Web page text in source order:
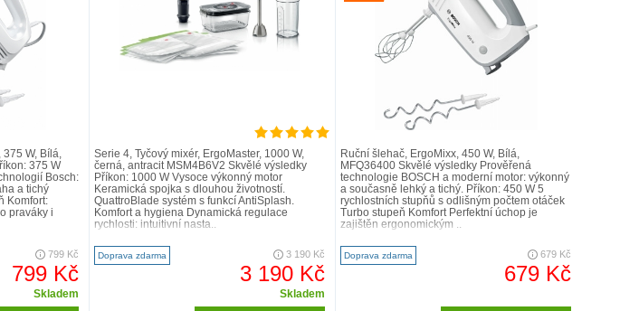
W, Bílá,
375 W
Bosch:
a tichý
Komfort:
praváky i
799 Kč
799 Kč
Skladem
Serie 4, Tyčový mixér, ErgoMaster, 1000 W,
černá, antracit MSM4B6V2 Skvělé výsledky
Příkon: 1000 W Vysoce výkonný motor
Keramická spojka s dlouhou životností.
QuattroBlade systém s funkcí AntiSplash.
Komfort a hygiena Dynamická regulace
rychlosti: intuitivní nasta..
Doprava zdarma 3 190 Kč
3 190 Kč
Skladem
Ruční šlehač, ErgoMixx, 450 W, Bílá,
MFQ36400 Skvělé výsledky Prověřená
technologie BOSCH a moderní motor: výkonný
a současně lehký a tichý. Příkon: 450 W 5
rychlostních stupňů s odlišným počtem otáček
Turbo stupeň Komfort Perfektní úchop je
zajištěn ergonomickým ..
Doprava zdarma 679 Kč
679 Kč